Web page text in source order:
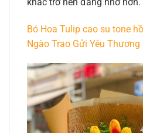
Bó Hoa Tulip cao su tone
Ngào Trao Gửi Yêu Thương